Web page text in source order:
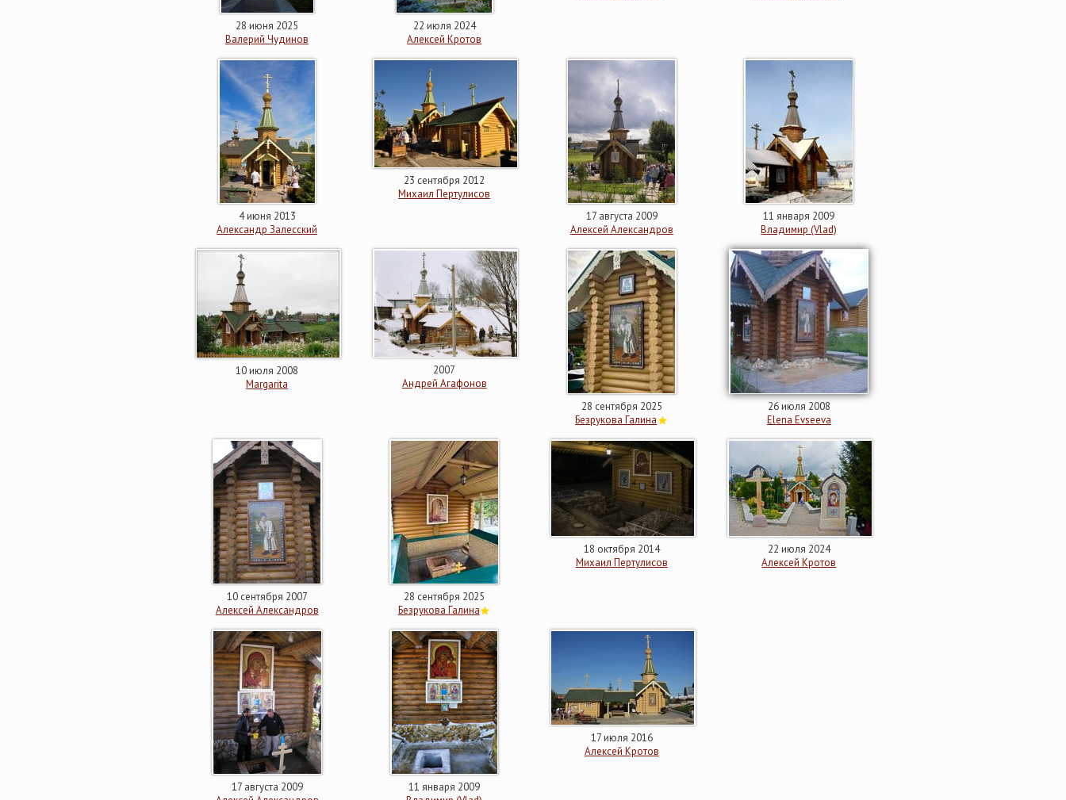
28 июня 2025
Валерий Чудинов
22 июля 2024
Алексей Кротов
4 июня 2013
Александр Залесский
23 сентября 2012
Михаил Пертулисов
17 августа 2009
Алексей Александров
11 января 2009
Владимир (Vlad)
10 июля 2008
Margarita
2007
Андрей Агафонов
28 сентября 2025
Безрукова Галина
26 июля 2008
Elena Evseeva
10 сентября 2007
Алексей Александров
28 сентября 2025
Безрукова Галина
18 октября 2014
Михаил Пертулисов
22 июля 2024
Алексей Кротов
17 августа 2009
11 января 2009
17 июля 2016
Алексей Кротов